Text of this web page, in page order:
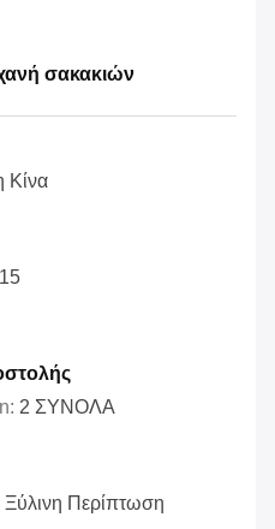
σακακιών
Κίνα
2 ΣΥΝΟΛΑ
Ξύλινη Περίπτωση